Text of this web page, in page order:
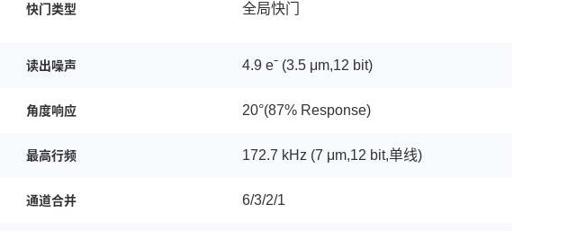
快门类型 全局快门
读出噪声 4.9 eˉ (3.5 μm,12 bit)
角度响应 20°(87% Response)
最高行频 172.7 kHz (7 μm,12 bit,单线)
通道合并 6/3/2/1